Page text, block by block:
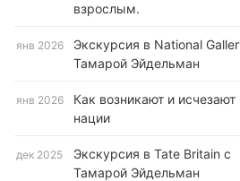
взрослым.
янв 2026
Экскурсия в National
Тамарой Эйдельман
янв 2026
Как возникают и исчезают
нации
дек 2025
Экскурсия в Tate Britain с
Тамарой Эйдельман